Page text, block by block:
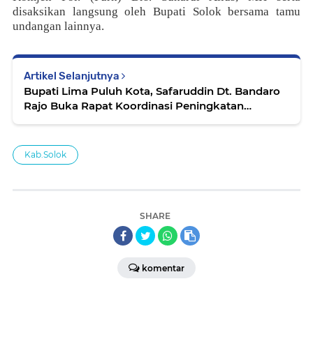
disaksikan langsung oleh Bupati Solok bersama tamu
undangan lainnya.
Artikel Selanjutnya
Bupati Lima Puluh Kota, Safaruddin Dt. Bandaro
Rajo Buka Rapat Koordinasi Peningkatan
Kab.Solok
SHARE
komentar